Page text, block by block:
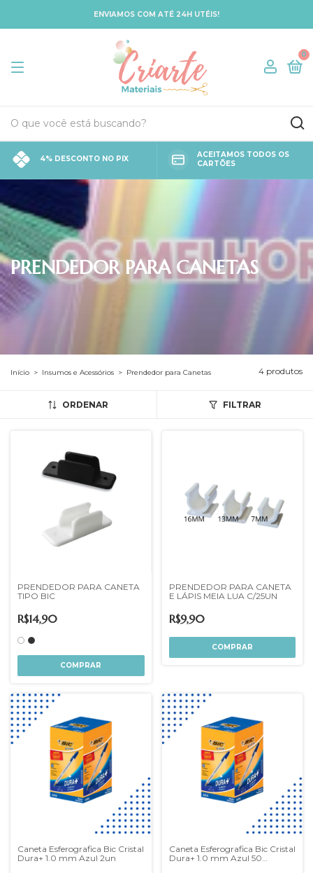
ENVIAMOS COM ATÉ 24H UTÉIS!
0
4% DESCONTO NO PIX
ACEITAMOS TODOS OS
CARTÕES
PRENDEDOR PARA CANETAS
Início > Insumos e Acessórios > Prendedor para Canetas 4 produtos
ORDENAR FILTRAR
PRENDEDOR PARA CANETA
TIPO BIC
R$14,90
COMPRAR
PRENDEDOR PARA CANETA
E LÁPIS MEIA LUA C/25UN
R$9,90
COMPRAR
Caneta Esferografica Bic Cristal
Dura+ 1.0 mm Azul 2un
Caneta Esferografica Bic Cristal
Dura+ 1.0 mm Azul 50